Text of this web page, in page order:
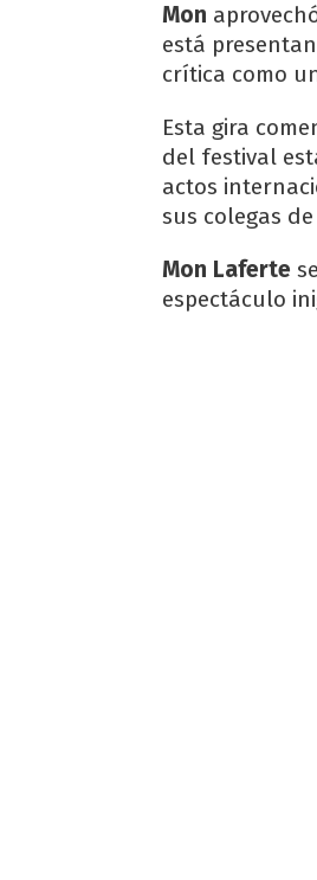
Mon
está
crítica como
Esta gira
del festival
actos
sus colegas
Mon Laferte
espectáculo